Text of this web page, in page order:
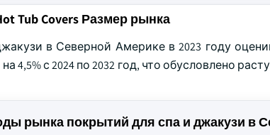
Tub Covers Размер рынка
в Северной Америке в 2023 году
4,5% с 2024 по 2032 год, что обусловлено
рынка покрытий для спа и джакузи в